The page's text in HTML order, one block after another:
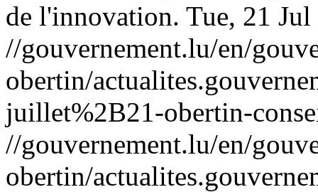
de l'innovation. Tue, 21
//gouvernement.lu/en/
obertin/
juillet%2B21-obertin-
//gouvernement.lu/en/
obertin/